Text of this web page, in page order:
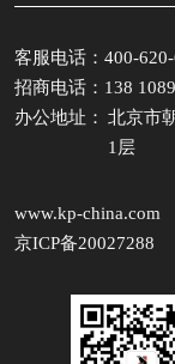
客服电话：400-
招商电话：138
办公地址： 北京市
1层
www.kp-china.com
京ICP备20027288